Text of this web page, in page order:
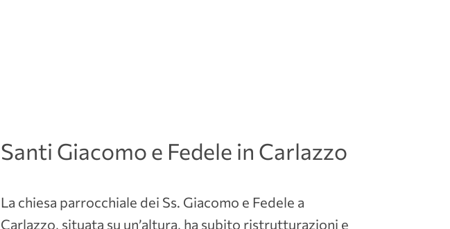
Santi Giacomo e Fedele in Carlazzo
La chiesa parrocchiale dei Ss. Giacomo e Fedele a
Carlazzo, situata su un’altura, ha subito ristrutturazioni e